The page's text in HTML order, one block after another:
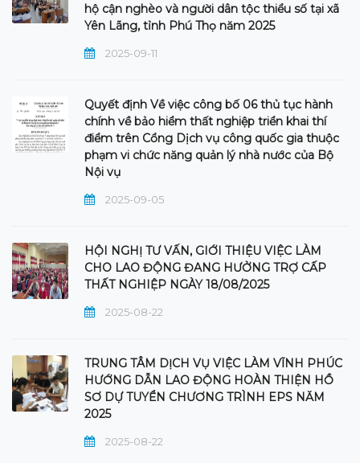
hộ cận nghèo và người dân tộc thiểu số tại xã
Yên Lãng, tỉnh Phú Thọ năm 2025
2025-09-11
Quyết định Về việc công bố 06 thủ tục hành
chính về bảo hiểm thất nghiệp triển khai thí
điểm trên Cổng Dịch vụ công quốc gia thuộc
phạm vi chức năng quản lý nhà nước của Bộ
Nội vụ
2025-09-05
HỘI NGHỊ TƯ VẤN, GIỚI THIỆU VIỆC LÀM
CHO LAO ĐỘNG ĐANG HƯỞNG TRỢ CẤP
THẤT NGHIỆP NGÀY 18/08/2025
2025-08-22
TRUNG TÂM DỊCH VỤ VIỆC LÀM VĨNH PHÚC
HƯỚNG DẪN LAO ĐỘNG HOÀN THIỆN HỒ
SƠ DỰ TUYỂN CHƯƠNG TRÌNH EPS NĂM
2025
2025-08-22